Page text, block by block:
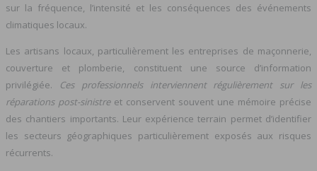
sur la fréquence, l’intensité et les conséquences des événements
climatiques locaux.
Les artisans locaux, particulièrement les entreprises de maçonnerie,
couverture et plomberie, constituent une source d’information
privilégiée.
Ces professionnels interviennent régulièrement sur les
réparations post-sinistreet conservent souvent une mémoire précise
des chantiers importants. Leur expérience terrain permet d’identifier
les secteurs géographiques particulièrement exposés aux risques
récurrents.